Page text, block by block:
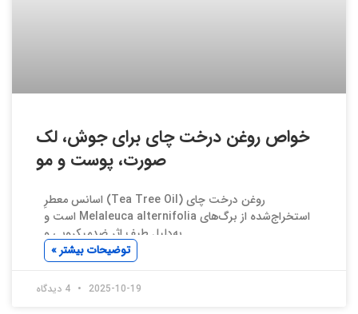
خواص روغن درخت چای برای جوش، لک
صورت، پوست و مو
روغن درخت چای (Tea Tree Oil) اسانس معطرِ
استخراج‌شده از برگ‌های Melaleuca alternifolia است و
به‌دلیل طیف اثر ضدمیکروبی و
توضیحات بیشتر »
2025-10-19